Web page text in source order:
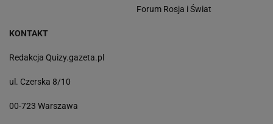
Forum Rosja i Świat
KONTAKT
Redakcja Quizy.gazeta.pl
ul. Czerska 8/10
00-723 Warszawa